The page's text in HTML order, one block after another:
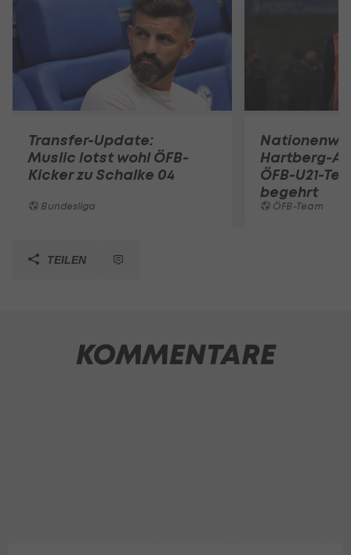
Transfer-Update:
Muslic lotst wohl ÖFB-
Kicker zu Schalke 04
Bundesliga
Hartberg-
ÖFB-U21-
begehrt
ÖFB-Team
TEILEN
KOMMENTARE